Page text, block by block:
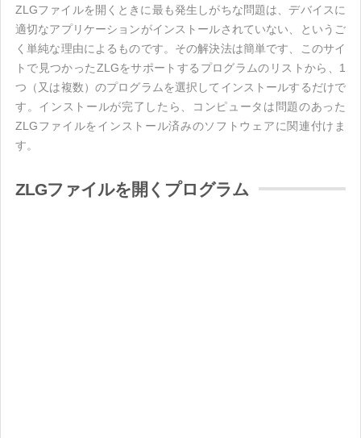
ZLGファイルを開くときに最も発生しがちな問題は、デバイスに
適切なアプリケーションがインストールされていない、というご
く単純な理由によるものです。その解決法は簡単です、このサイ
トで見つかったZLGをサポートするプログラムのリストから、1
つ（又は複数）のプログラムを選択してインストールするだけで
す。インストールが完了したら、コンピュータは問題のあった
ZLGファイルをインストール済みのソフトウェアに関連付けま
す。
ZLGファイルを開くプログラム